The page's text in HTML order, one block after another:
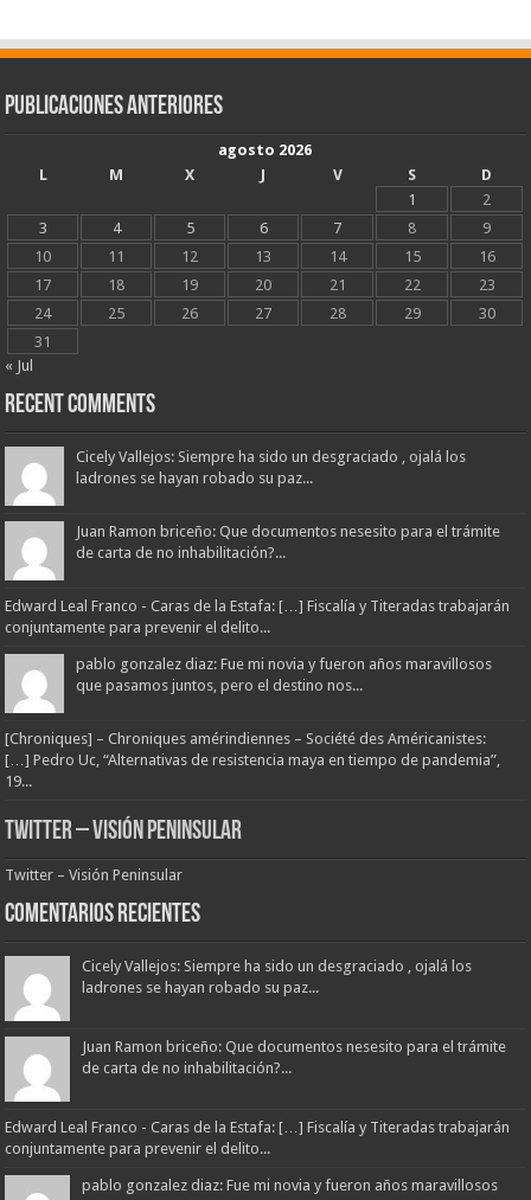
Publicaciones Anteriores
agosto 2026
L
M X J V S
D
1
2
3
4 5 6 7 8
9
10
11 12 13 14 15
16
17
18 19 20 21 22
23
24
25 26 27 28 29
30
31
« Jul
Recent Comments
Cicely Vallejos: Siempre ha sido un desgraciado , ojalá los
ladrones se hayan robado su paz...
Juan Ramon briceño: Que documentos nesesito para el trámite
de carta de no inhabilitación?...
Edward Leal Franco - Caras de la Estafa: […] Fiscalía y Titeradas trabajarán
conjuntamente para prevenir el delito...
pablo gonzalez diaz: Fue mi novia y fueron años maravillosos
que pasamos juntos, pero el destino nos...
[Chroniques] – Chroniques amérindiennes – Société des Américanistes:
[…] Pedro Uc, “Alternativas de resistencia maya en tiempo de pandemia”,
19...
Twitter – Visión Peninsular
Twitter – Visión Peninsular
Comentarios Recientes
Cicely Vallejos: Siempre ha sido un desgraciado , ojalá los
ladrones se hayan robado su paz...
Juan Ramon briceño: Que documentos nesesito para el trámite
de carta de no inhabilitación?...
Edward Leal Franco - Caras de la Estafa: […] Fiscalía y Titeradas trabajarán
conjuntamente para prevenir el delito...
pablo gonzalez diaz: Fue mi novia y fueron años maravillosos